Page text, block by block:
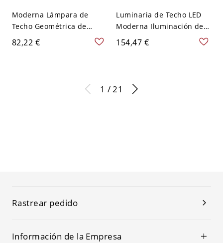
Moderna Lámpara de
Techo Geométrica de
Metal Luminaria de Techo
LED para Dormitorio -
82,22 €
Luminaria de Techo LED
Moderna Iluminación de
Techo Redonda de
Madera para Habitación -
154,47 €
1 / 21
Rastrear pedido
Información de la Empresa